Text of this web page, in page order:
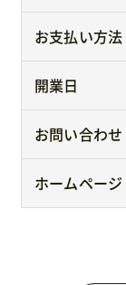
お支払い方法
開業日
お問い合わせ
ホームページ